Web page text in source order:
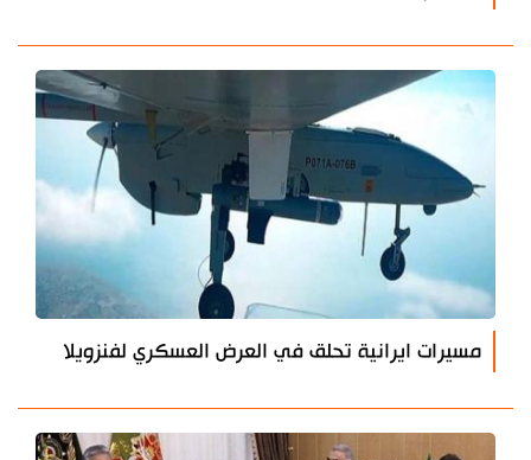
مسيرات ايرانية تحلق في العرض العسكري لفنزويلا